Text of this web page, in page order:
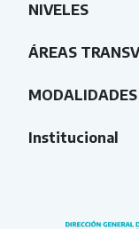
NIVELES
ÁREAS
Institucional